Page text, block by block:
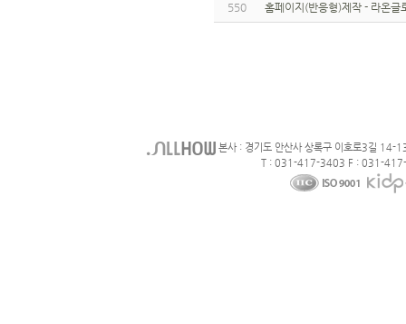
550 홈페이지(반응형)제작 - 라온글
본사 : 경기도 안산사 상록구 이호로3길 14-
T : 031-417-3403 F : 031-